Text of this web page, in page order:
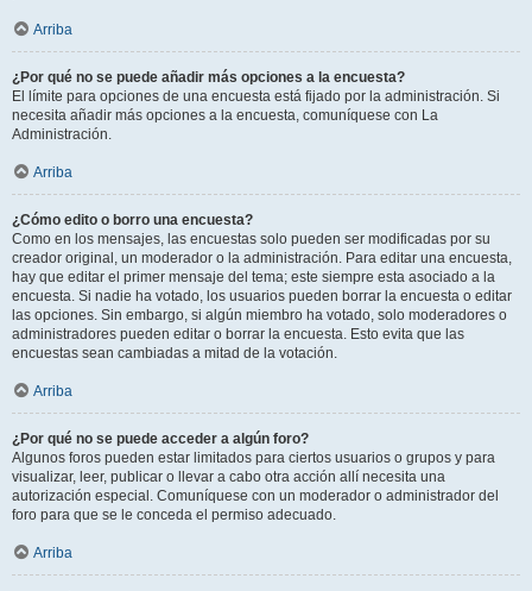
Arriba
¿Por qué no se puede añadir más opciones a la encuesta?
El límite para opciones de una encuesta está fijado por la administración. Si
necesita añadir más opciones a la encuesta, comuníquese con La
Administración.
Arriba
¿Cómo edito o borro una encuesta?
Como en los mensajes, las encuestas solo pueden ser modificadas por su
creador original, un moderador o la administración. Para editar una encuesta,
hay que editar el primer mensaje del tema; este siempre esta asociado a la
encuesta. Si nadie ha votado, los usuarios pueden borrar la encuesta o editar
las opciones. Sin embargo, si algún miembro ha votado, solo moderadores o
administradores pueden editar o borrar la encuesta. Esto evita que las
encuestas sean cambiadas a mitad de la votación.
Arriba
¿Por qué no se puede acceder a algún foro?
Algunos foros pueden estar limitados para ciertos usuarios o grupos y para
visualizar, leer, publicar o llevar a cabo otra acción allí necesita una
autorización especial. Comuníquese con un moderador o administrador del
foro para que se le conceda el permiso adecuado.
Arriba